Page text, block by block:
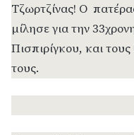
Τζωρτζίνας! Ο
μίλησε για την
Πισπιρίγκου, και
τους.